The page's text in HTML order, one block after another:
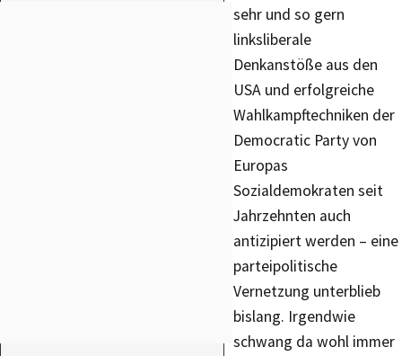
sehr und so gern
linksliberale
Denkanstöße aus den
USA und erfolgreiche
Wahlkampftechniken der
Democratic Party von
Europas
Sozialdemokraten seit
Jahrzehnten auch
antizipiert werden – eine
parteipolitische
Vernetzung unterblieb
bislang. Irgendwie
schwang da wohl immer